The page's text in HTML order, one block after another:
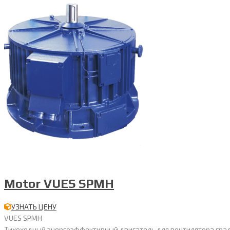
Motor VUES SPMH
УЗНАТЬ ЦЕНУ
VUES SPMH